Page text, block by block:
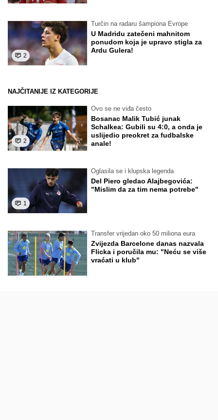
2
Turčin na radaru šampiona Evrope
U Madridu zatečeni mahnitom
ponudom koja je upravo stigla za
Ardu Gulera!
NAJČITANIJE IZ KATEGORIJE
2
Ovo se ne viđa često
Bosanac Malik Tubić junak
Schalkea: Gubili su 4:0, a onda je
uslijedio preokret za fudbalske
anale!
1
Oglasila se i klupska legenda
Del Piero gledao Alajbegovića:
"Mislim da za tim nema potrebe"
Transfer vrijedan oko 50 miliona eura
Zvijezda Barcelone danas nazvala
Flicka i poručila mu: "Neću se više
vraćati u klub"